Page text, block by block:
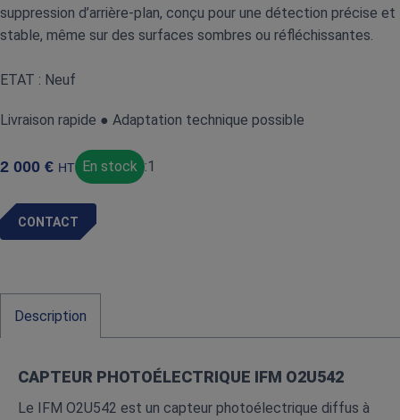
suppression d’arrière‑plan, conçu pour une détection précise et
stable, même sur des surfaces sombres ou réfléchissantes.
ETAT : Neuf
Livraison rapide ● Adaptation technique possible
2 000 € HT En stock :1
CONTACT
Description
CAPTEUR PHOTOÉLECTRIQUE IFM O2U542
Le IFM O2U542 est un capteur photoélectrique diffus à